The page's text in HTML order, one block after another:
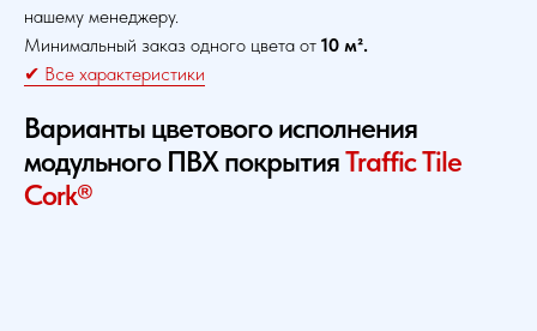
нашему менеджеру.
Минимальный заказ одного цвета от 10 м².
✔ Все характеристики
Варианты цветового исполнения
модульного ПВХ покрытияTraffic Tile
Cork®